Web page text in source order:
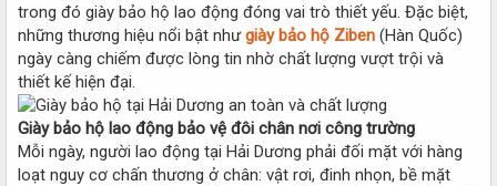
trong đó giày bảo hộ lao động đóng vai trò thiết yếu. Đặc biệt,
những thương hiệu nổi bật nhưgiày bảo hộ Ziben (Hàn Quốc)
ngày càng chiếm được lòng tin nhờ chất lượng vượt trội và
thiết kế hiện đại.
Giày bảo hộ lao động bảo vệ đôi chân nơi công trường
Mỗi ngày, người lao động tại Hải Dương phải đối mặt với hàng
loạt nguy cơ chấn thương ở chân: vật rơi, đinh nhọn, bề mặt